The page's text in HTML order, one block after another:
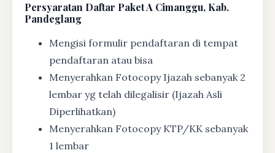
Persyaratan Daftar Paket A Cimanggu, Kab.
Pandeglang
Mengisi formulir pendaftaran di tempat
pendaftaran atau bisa
Menyerahkan Fotocopy Ijazah sebanyak 2
lembar yg telah dilegalisir (Ijazah Asli
Diperlihatkan)
Menyerahkan Fotocopy KTP/KK sebanyak
1 lembar